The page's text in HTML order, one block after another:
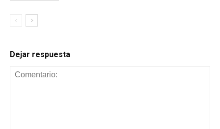
Dejar respuesta